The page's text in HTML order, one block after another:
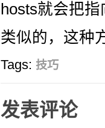
hosts就会把
类似的，这种
Tags: 技巧
发表评论